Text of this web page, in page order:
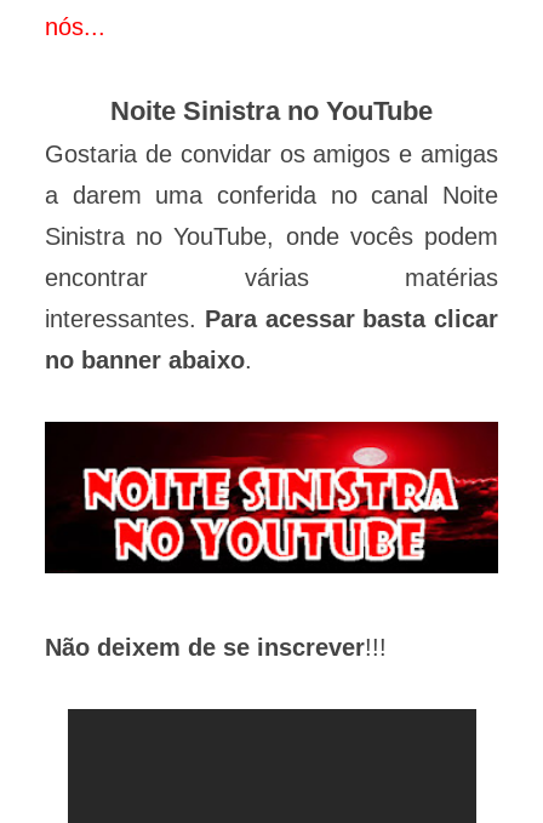
nós...
Noite Sinistra no YouTube
Gostaria de convidar os amigos e amigas
a darem uma conferida no canal Noite
Sinistra no YouTube, onde vocês podem
encontrar várias matérias
interessantes. Para acessar basta clicar
no banner abaixo.
Não deixem de se inscrever!!!